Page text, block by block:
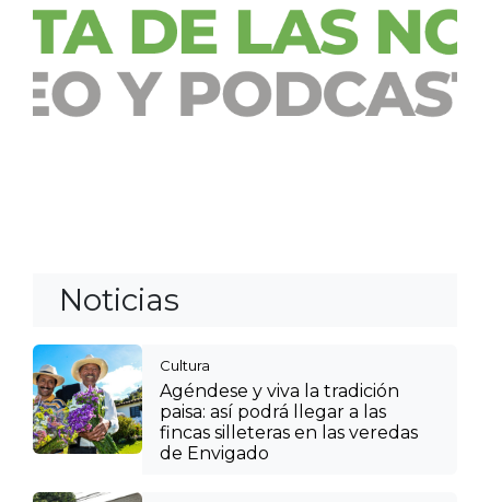
Noticias
Cultura
Agéndese y viva la tradición
paisa: así podrá llegar a las
fincas silleteras en las veredas
de Envigado